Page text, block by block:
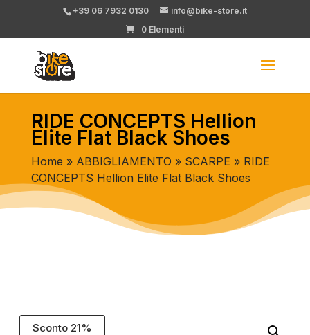
+39 06 7932 0130
info@bike-store.it
0 Elementi
RIDE CONCEPTS Hellion
Elite Flat Black Shoes
Home » ABBIGLIAMENTO » SCARPE » RIDE
CONCEPTS Hellion Elite Flat Black Shoes
Sconto 21%